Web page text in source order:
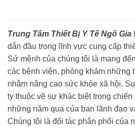
Trung Tâm Thiết Bị Y Tế Ngô Gia
dẫn đầu trong lĩnh vực cung cấp
Sứ mệnh của chúng tôi là mang
các bệnh viện, phòng khám những
nhằm nâng cao sức khỏe xã hội.
ty thuộc về sự khác biệt trong
những năm qua của ban lãnh đạo
Chúng tôi là đối tác phân phối của